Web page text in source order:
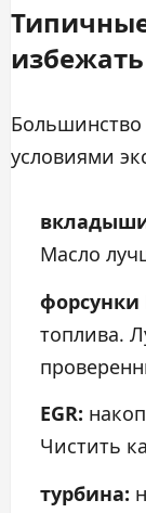
избежать
Большинство
условиями
Масло
форсунки
топлива.
EGR:
Чистить
турбина: